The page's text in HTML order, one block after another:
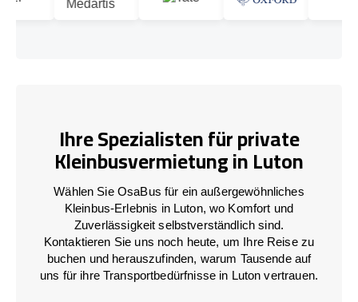
Ihre Spezialisten für private
Kleinbusvermietung in Luton
Wählen Sie OsaBus für ein außergewöhnliches
Kleinbus-Erlebnis in Luton, wo Komfort und
Zuverlässigkeit selbstverständlich sind.
Kontaktieren Sie uns noch heute, um Ihre Reise zu
buchen und herauszufinden, warum Tausende auf
uns für ihre Transportbedürfnisse in Luton vertrauen.